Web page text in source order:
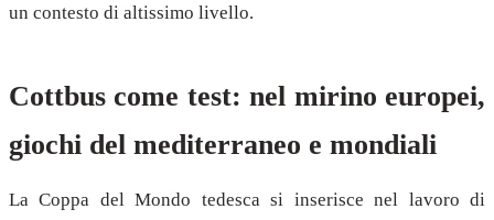
un contesto di altissimo livello.
Cottbus come test: nel mirino europei,
giochi del mediterraneo e mondiali
La Coppa del Mondo tedesca si inserisce nel lavoro di